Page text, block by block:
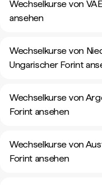
Wechselkurse von
ansehen
Wechselkurse von
Ungarischer Forint
Wechselkurse von
Forint ansehen
Wechselkurse von
Forint ansehen